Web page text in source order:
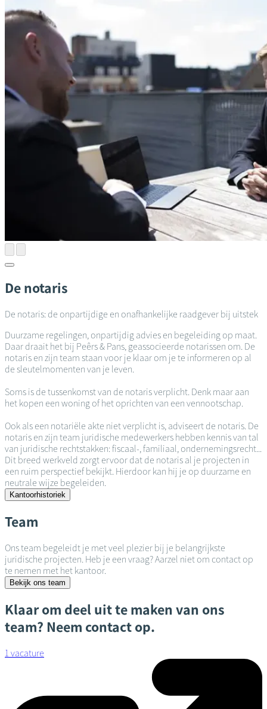
De notaris
De notaris: de onpartijdige en onafhankelijke raadgever bij uitstek
Duurzame regelingen, onpartijdig advies en begeleiding op maat.
Daar draait het bij Peêrs & Pans, geassocieerde notarissen om. De
notaris en zijn team staan voor je klaar om je te informeren op al
de sleutelmomenten van je leven.
Soms is de tussenkomst van de notaris verplicht. Denk maar aan
het kopen een woning of het oprichten van een vennootschap.
Ook als een notariële akte niet verplicht is, adviseert de notaris. De
notaris en zijn team juridische medewerkers hebben kennis van tal
van juridische rechtstakken: fiscaal-, familiaal, ondernemingsrecht...
Dit breed werkveld zorgt ervoor dat de notaris al je projecten in
een ruim perspectief bekijkt. Hierdoor kan hij je op duurzame en
neutrale wijze begeleiden.
Kantoorhistoriek
Team
Ons team begeleidt je met veel plezier bij je belangrijkste
juridische projecten. Heb je een vraag? Aarzel niet om contact op
te nemen met het kantoor.
Bekijk ons team
Klaar om deel uit te maken van ons
team? Neem contact op.
1 vacature